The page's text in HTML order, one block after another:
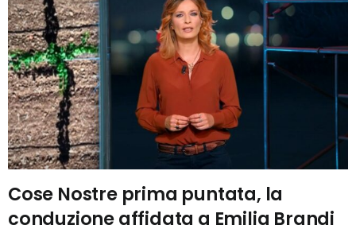
Cose Nostre prima puntata, la
conduzione affidata a Emilia Brandi